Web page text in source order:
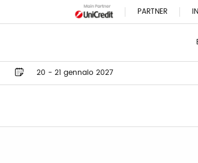
PARTNER
20 - 21 gennaio 2027